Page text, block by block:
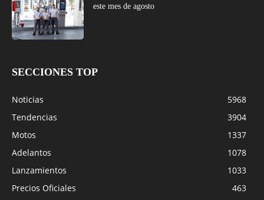
este mes de agosto
SECCIONES TOP
Noticias
5968
Tendencias
3904
Motos
1337
Adelantos
1078
Lanzamientos
1033
Precios Oficiales
463